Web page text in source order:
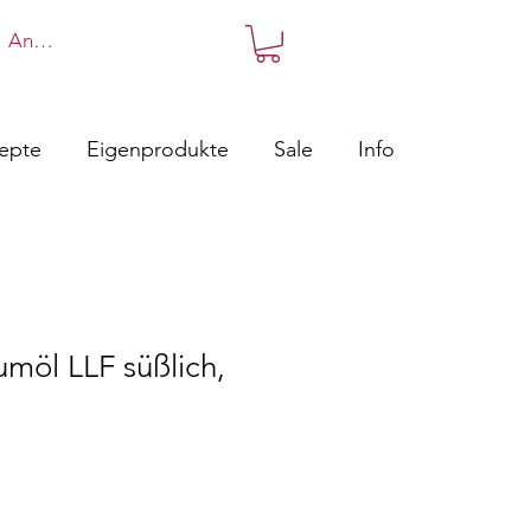
Anmelden
Eigenprodukte Sale Info
LLF süßlich,